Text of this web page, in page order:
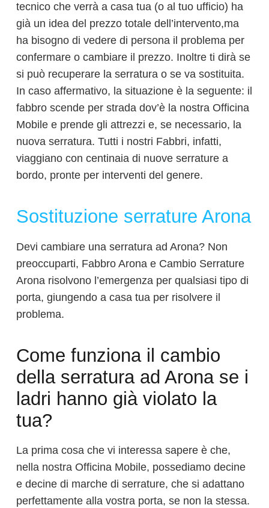
tecnico che verrà a casa tua (o al tuo ufficio) ha
già un idea del prezzo totale dell’intervento,ma
ha bisogno di vedere di persona il problema per
confermare o cambiare il prezzo. Inoltre ti dirà se
si può recuperare la serratura o se va sostituita.
In caso affermativo, la situazione è la seguente: il
fabbro scende per strada dov’è la nostra Officina
Mobile e prende gli attrezzi e, se necessario, la
nuova serratura. Tutti i nostri Fabbri, infatti,
viaggiano con centinaia di nuove serrature a
bordo, pronte per interventi del genere.
Sostituzione serrature Arona
Devi cambiare una serratura ad Arona? Non
preoccuparti, Fabbro Arona e Cambio Serrature
Arona risolvono l’emergenza per qualsiasi tipo di
porta, giungendo a casa tua per risolvere il
problema.
Come funziona il cambio
della serratura ad Arona se i
ladri hanno già violato la
tua?
La prima cosa che vi interessa sapere è che,
nella nostra Officina Mobile, possediamo decine
e decine di marche di serrature, che si adattano
perfettamente alla vostra porta, se non la stessa.